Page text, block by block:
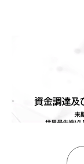
アジラ、資金調達
字化を視野に、世
音検知AI・スマート